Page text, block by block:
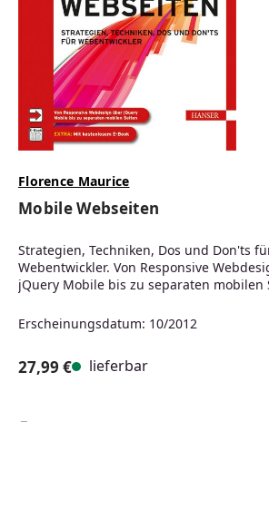
Florence Maurice
Mobile Webseiten
Strategien, Techniken, Dos und Don'ts
Webentwickler. Von Responsive
jQuery Mobile bis zu separaten mobilen
Erscheinungsdatum: 10/2012
27,99 € lieferbar